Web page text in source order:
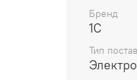
Бренд
1С
Тип